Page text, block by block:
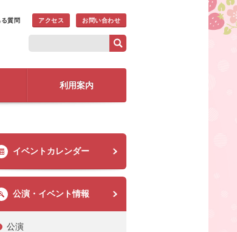
質問 アクセス お問い合わせ
利用案内
イベントカレンダー
公演・イベント情報
公演